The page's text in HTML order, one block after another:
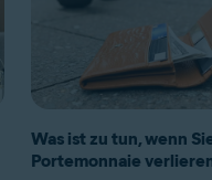
Was ist zu tun, wenn
Portemonnaie